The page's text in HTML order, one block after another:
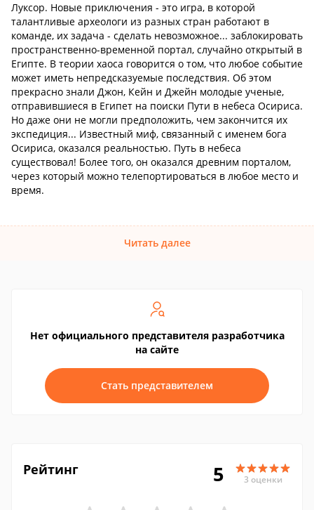
Луксор. Новые приключения - это игра, в которой
талантливые археологи из разных стран работают в
команде, их задача - сделать невозможное... заблокировать
пространственно-временной портал, случайно открытый в
Египте. В теории хаоса говорится о том, что любое событие
может иметь непредсказуемые последствия. Об этом
прекрасно знали Джон, Кейн и Джейн молодые ученые,
отправившиеся в Египет на поиски Пути в небеса Осириса.
Но даже они не могли предположить, чем закончится их
экспедиция... Известный миф, связанный с именем бога
Осириса, оказался реальностью. Путь в небеса
существовал! Более того, он оказался древним порталом,
через который можно телепортироваться в любое место и
время.
Читать далее
Нет официального представителя разработчика
на сайте
Стать представителем
Рейтинг 5 3 оценки